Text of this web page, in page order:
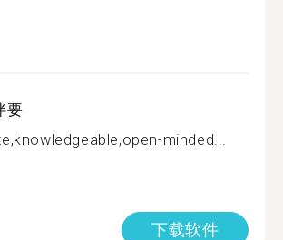
要
minded...
下载软件